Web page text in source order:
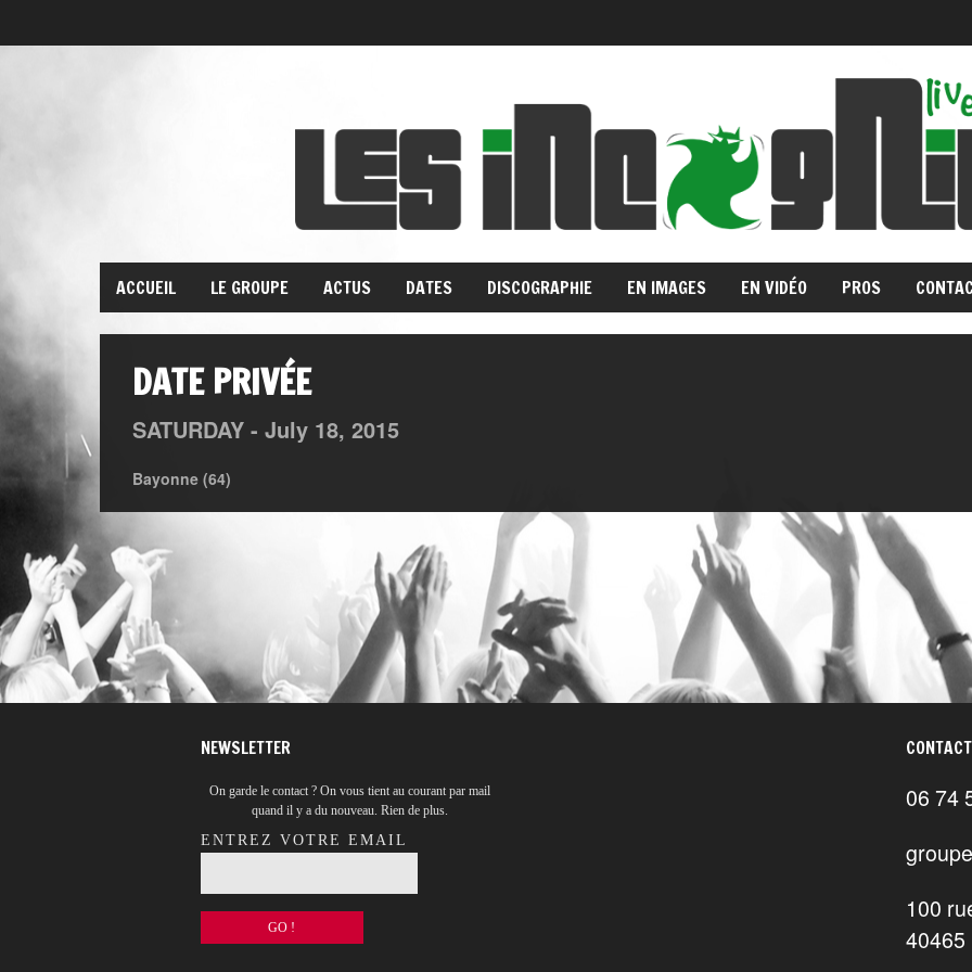
ACCUEIL LE GROUPE ACTUS DATES DISCOGRAPHIE EN IMAGES EN VIDÉO PROS
DATE PRIVÉE
SATURDAY - July 18, 2015
Bayonne (64)
NEWSLETTER
On garde le contact ? On vous tient au courant par mail
quand il y a du nouveau. Rien de plus.
ENTREZ VOTRE EMAIL
CONTACT
06 74
100
40465